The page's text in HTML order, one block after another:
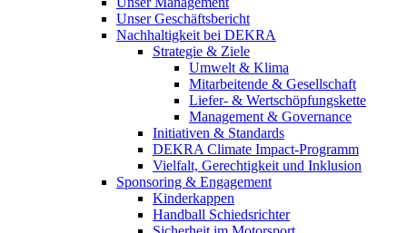
Unser Geschäftsbericht
Nachhaltigkeit bei DEKRA
Strategie & Ziele
Umwelt & Klima
Mitarbeitende & Gesellschaft
Liefer- & Wertschöpfungskette
Management & Governance
Initiativen & Standards
DEKRA Climate Impact-Programm
Vielfalt, Gerechtigkeit und Inklusion​
Sponsoring & Engagement
Kinderkappen
Handball Schiedsrichter